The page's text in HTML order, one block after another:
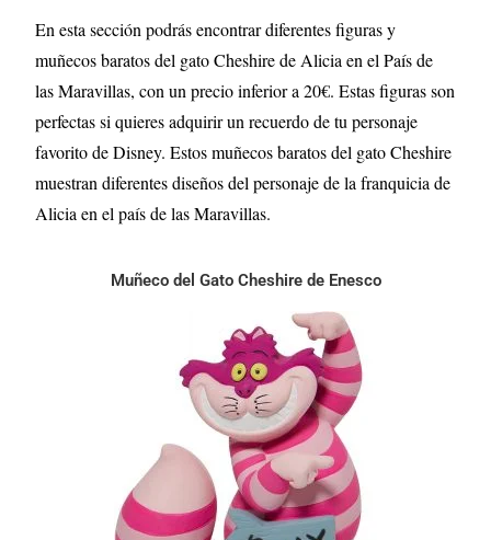
En esta sección podrás encontrar diferentes figuras y
muñecos baratos del gato Cheshire de Alicia en el País de
las Maravillas, con un precio inferior a 20€. Estas figuras son
perfectas si quieres adquirir un recuerdo de tu personaje
favorito de Disney.Estos muñecos baratos del gato Cheshire
muestran diferentes diseños del personaje de la franquicia de
Alicia en el país de las Maravillas.
Muñeco del Gato Cheshire de Enesco